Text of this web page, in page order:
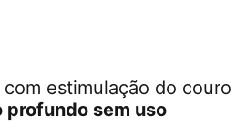
estimulação do couro
profundo sem uso